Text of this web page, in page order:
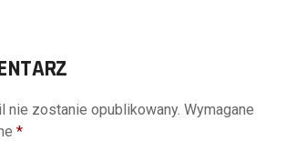
nie zostanie opublikowany. Wymagane
*